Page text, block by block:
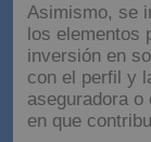
Asimismo, se
los elementos
inversión en
con el perfil y
aseguradora o
en que